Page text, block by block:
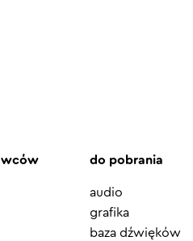
do pobrania
audio
grafika
baza dźwięków